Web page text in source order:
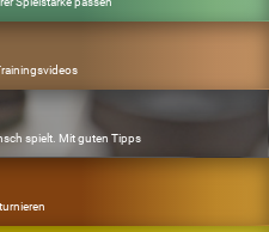
spielt. Mit guten Tipps